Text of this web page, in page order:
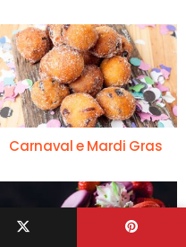
Carnaval e Mardi Gras